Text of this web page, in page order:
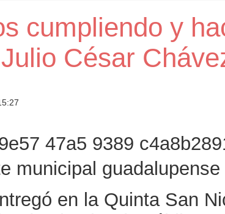
cumpliendo y
César
municipal guadalupense
en la Quinta San